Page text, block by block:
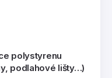
polystyrenu
podlahové lišty…)